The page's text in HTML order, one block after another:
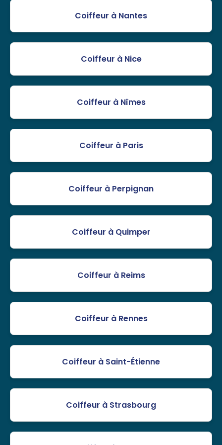
Coiffeur à Nantes
Coiffeur à Nice
Coiffeur à Nîmes
Coiffeur à Paris
Coiffeur à Perpignan
Coiffeur à Quimper
Coiffeur à Reims
Coiffeur à Rennes
Coiffeur à Saint-Étienne
Coiffeur à Strasbourg